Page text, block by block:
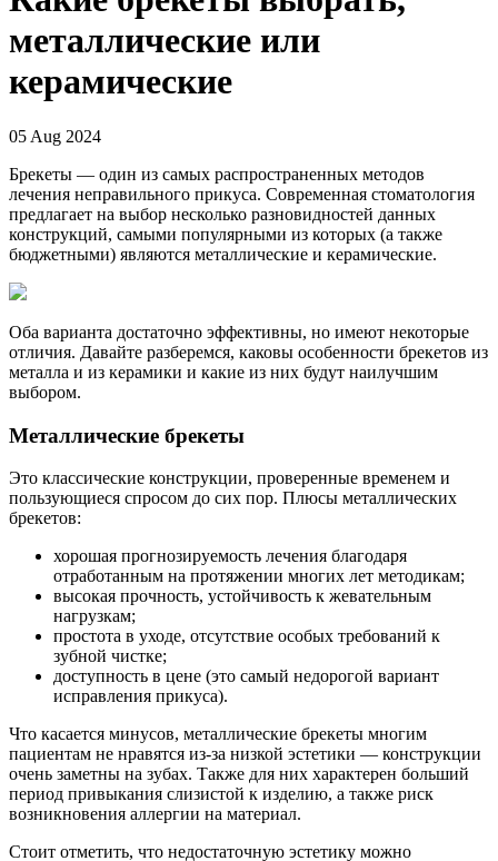
металлические или
керамические
05 Aug 2024
Брекеты — один из самых распространенных методов
лечения неправильного прикуса. Современная стоматология
предлагает на выбор несколько разновидностей данных
конструкций, самыми популярными из которых (а также
бюджетными) являются металлические и керамические.
Оба варианта достаточно эффективны, но имеют некоторые
отличия. Давайте разберемся, каковы особенности брекетов из
металла и из керамики и какие из них будут наилучшим
выбором.
Металлические брекеты
Это классические конструкции, проверенные временем и
пользующиеся спросом до сих пор. Плюсы металлических
брекетов:
хорошая прогнозируемость лечения благодаря
отработанным на протяжении многих лет методикам;
высокая прочность, устойчивость к жевательным
нагрузкам;
простота в уходе, отсутствие особых требований к
зубной чистке;
доступность в цене (это самый недорогой вариант
исправления прикуса).
Что касается минусов, металлические брекеты многим
пациентам не нравятся из-за низкой эстетики — конструкции
очень заметны на зубах. Также для них характерен больший
период привыкания слизистой к изделию, а также риск
возникновения аллергии на материал.
Стоит отметить, что недостаточную эстетику можно